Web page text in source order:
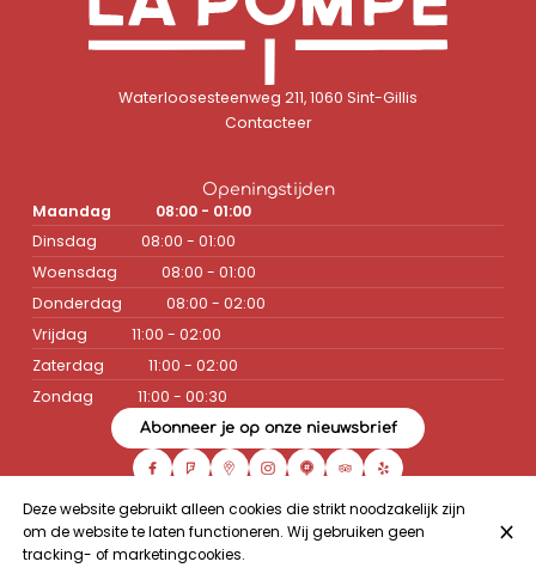
Waterloosesteenweg 211, 1060 Sint-Gillis
Contacteer
Openingstijden
Maandag
08:00 - 01:00
Dinsdag
08:00 - 01:00
Woensdag
08:00 - 01:00
Donderdag
08:00 - 02:00
Vrijdag
11:00 - 02:00
Zaterdag
11:00 - 02:00
Zondag
11:00 - 00:30
Abonneer je op onze nieuwsbrief
© Café la Pompe 2026
Legal noticeGegevensbeschermingsbeleid
Deze website gebruikt alleen cookies die strikt noodzakelijk zijn
om de website te laten functioneren. Wij gebruiken geen
tracking- of marketingcookies.